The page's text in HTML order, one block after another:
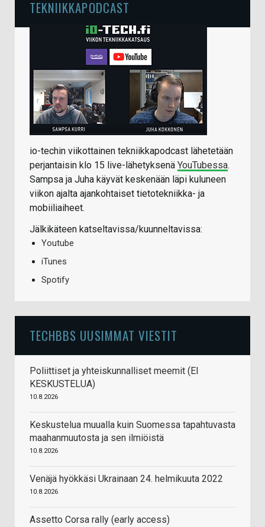
TEKNIIKKAPODCAST
io-techin viikottainen tekniikkapodcast lähetetään
perjantaisin klo 15 live-lähetyksenä YouTubessa.
Sampsa ja Juha käyvät keskenään läpi kuluneen
viikon ajalta ajankohtaiset tietotekniikka- ja
mobiiliaiheet.
Jälkikäteen katseltavissa/kuunneltavissa:
Youtube
iTunes
Spotify
TECHBBS UUSIMMAT VIESTIT
Poliittiset ja yhteiskunnalliset meemit (EI
KESKUSTELUA)
10.8.2026
Keskustelua muualla kuin Suomessa tapahtuvasta
maahanmuutosta ja sen ilmiöistä
10.8.2026
Venäjä hyökkäsi Ukrainaan 24. helmikuuta 2022
10.8.2026
Assetto Corsa rally (early access)